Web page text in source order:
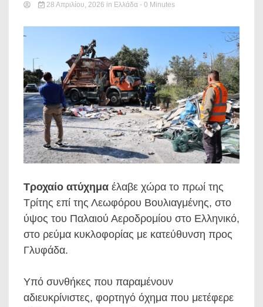
28 Απριλίου, 2026 in Ελλάδα - 0 Minutes
Τροχαίο ατύχημα έλαβε χώρα το πρωί της
Τρίτης επί της Λεωφόρου Βουλιαγμένης, στο
ύψος του Παλαιού Αεροδρομίου στο Ελληνικό,
στο ρεύμα κυκλοφορίας με κατεύθυνση προς
Γλυφάδα.
Υπό συνθήκες που παραμένουν
αδιευκρίνιστες, φορτηγό όχημα που μετέφερε